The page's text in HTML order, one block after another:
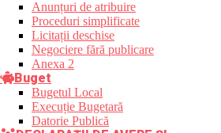
Anunțuri de atribuire
Proceduri simplificate
Licitații deschise
Negociere fără publicare
Anexa 2
Buget
Bugetul Local
Execuție Bugetară
Datorie Publică